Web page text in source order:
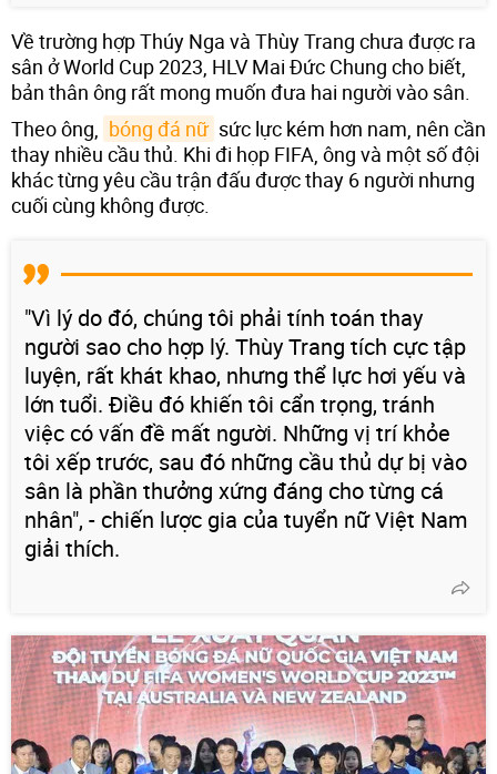
Về trường hợp Thúy Nga và Thùy Trang chưa được ra
sân ở World Cup 2023, HLV Mai Đức Chung cho biết,
bản thân ông rất mong muốn đưa hai người vào sân.
Theo ông,
bóng đá nữ sức lực kém hơn nam, nên cần
thay nhiều cầu thủ. Khi đi họp FIFA, ông và một số đội
khác từng yêu cầu trận đấu được thay 6 người nhưng
cuối cùng không được.
"Vì lý do đó, chúng tôi phải tính toán thay
người sao cho hợp lý. Thùy Trang tích cực tập
luyện, rất khát khao, nhưng thể lực hơi yếu và
lớn tuổi. Điều đó khiến tôi cẩn trọng, tránh
việc có vấn đề mất người. Những vị trí khỏe
tôi xếp trước, sau đó những cầu thủ dự bị vào
sân là phần thưởng xứng đáng cho từng cá
nhân", - chiến lược gia của tuyển nữ Việt Nam
giải thích.